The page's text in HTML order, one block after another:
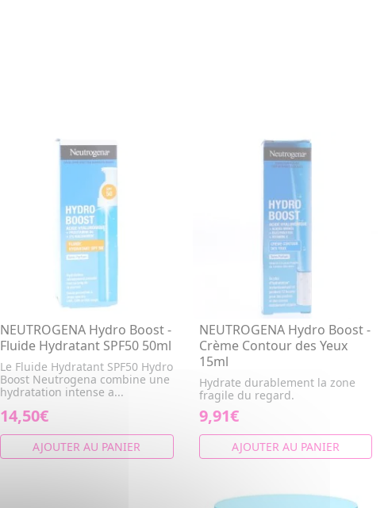
NEUTROGENA Hydro Boost -
Fluide Hydratant SPF50 50ml
Le Fluide Hydratant SPF50 Hydro
Boost Neutrogena combine une
hydratation intense a...
14,50€
AJOUTER AU PANIER
NEUTROGENA Hydro Boost -
Crème Contour des Yeux
15ml
Hydrate durablement la zone
fragile du regard.
9,91€
AJOUTER AU PANIER